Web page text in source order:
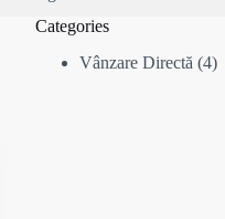
Categories
Vânzare Directă 44